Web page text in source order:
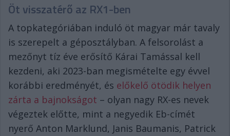
Öt visszatérő az RX1-ben
A topkategóriában induló öt magyar már tavaly
is szerepelt a géposztályban. A felsorolást a
mezőnyt tíz éve erősítő Kárai Tamással kell
kezdeni, aki 2023-ban megismételte egy évvel
korábbi eredményét, és előkelő ötödik helyen
zárta a bajnokságot – olyan nagy RX-es nevek
végeztek előtte, mint a negyedik Eb-címét
nyerő Anton Marklund, Janis Baumanis, Patrick